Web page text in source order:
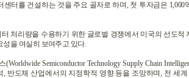
센터를 건설하는 것을 주요 골자로 하며, 첫 투자금은 1,000
처리량을 수용하기 위한 글로벌 경쟁에서 미국의선도적
성을 여실히 보여주고 있다.
(Worldwide Semiconductor Technology Supply Chain
, 반도체 산업에서의 지정학적 영향 등을 조망하며, 전 세